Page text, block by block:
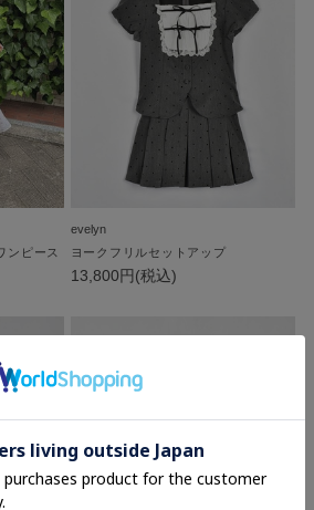
ンピース
evelyn
ヨークフリルセットアップ
13,800円(税込)